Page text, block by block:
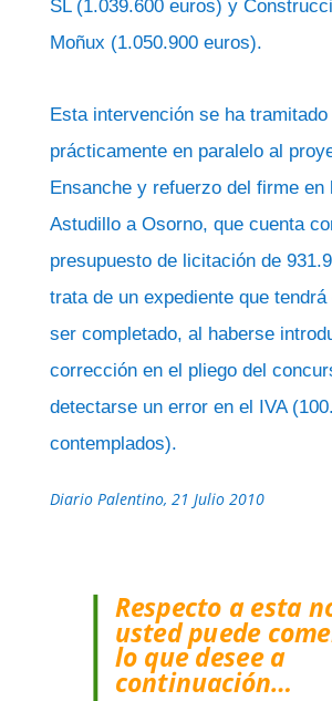
SL (1.039.600 euros) y
Moñux (1.050.900 euros).
Esta intervención se ha tramitado
prácticamente en paralelo al
Ensanche y refuerzo del firme en
Astudillo a Osorno, que cuenta
presupuesto de licitación de
trata de un expediente que
ser completado, al haberse
corrección en el pliego del
detectarse un error en el IVA
contemplados).
Diario Palentino, 21 Julio 2010
Respecto a esta
usted puede
lo que desee a
continuación…